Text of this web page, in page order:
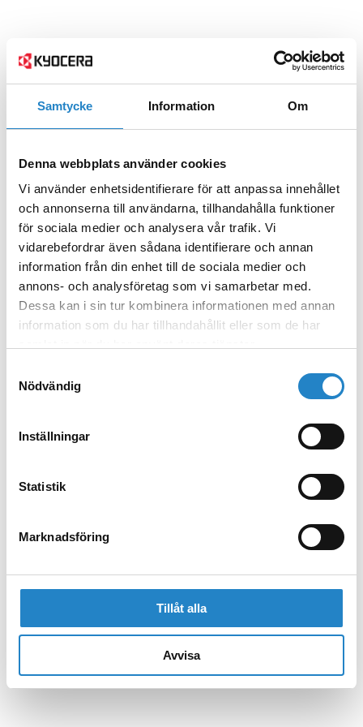
Samtycke Information Om
Denna webbplats använder cookies
Vi använder enhetsidentifierare för att anpassa innehållet
och annonserna till användarna, tillhandahålla funktioner
för sociala medier och analysera vår trafik. Vi
vidarebefordrar även sådana identifierare och annan
information från din enhet till de sociala medier och
annons- och analysföretag som vi samarbetar med.
Dessa kan i sin tur kombinera informationen med annan
information som du har tillhandahållit eller som de har
Nödvändig
Inställningar
Statistik
Marknadsföring
Tillåt alla
Avvisa